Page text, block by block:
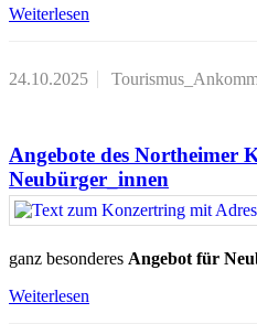
Weiterlesen
24.10.2025
Angebote des Northeimer
Neubürger_innen
ganz besonderes Angebot für
Weiterlesen